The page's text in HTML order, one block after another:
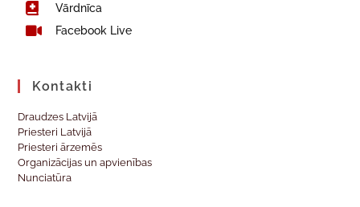
Vārdnīca
Facebook Live
Kontakti
Draudzes Latvijā
Priesteri Latvijā
Priesteri ārzemēs
Organizācijas un apvienības
Nunciatūra